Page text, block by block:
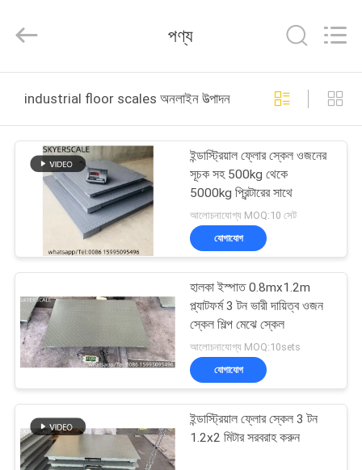
পণ্য
ভিডিও
আমাদের
সম্বন্ধে
কারখানা
পরিদর্শন
গুণমান
নিয়ন্ত্রণ
Co.,Limited.
পণ্য
industrial floor scales অনলাইন উত্পাদন
ইন্ডাস্ট্রিয়াল ফ্লোর স্কেল ওজনের
সূচক সহ 500kg থেকে
5000kg প্রিন্টারের সাথে
আলোচনাযোগ্য MOQ:10 সেট
যোগাযোগ
হালকা ইস্পাত 0.8mx1.2m
প্ল্যাটফর্ম 3 টন ভারী দায়িত্ব ওজন
স্কেল শিল্প মেঝে স্কেল
আলোচনাযোগ্য MOQ:10sets
যোগাযোগ
ইন্ডাস্ট্রিয়াল ফ্লোর স্কেল 3 টন
1.2x2 মিটার সরবরাহ করুন